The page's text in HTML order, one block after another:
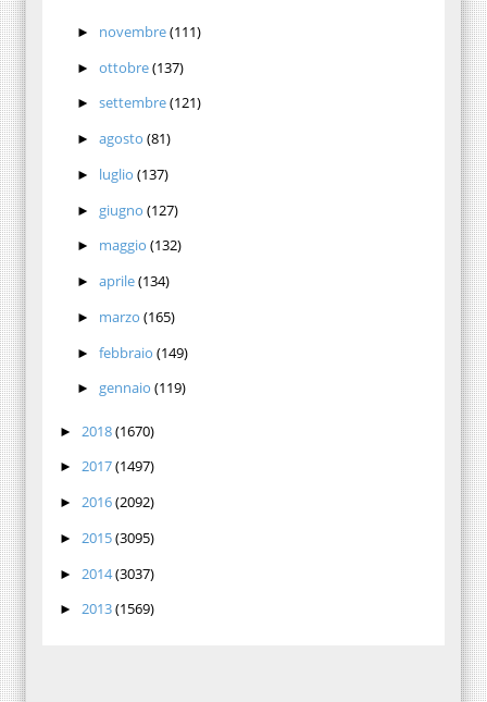
► novembre(111)
► ottobre(137)
► settembre(121)
► agosto (81)
► luglio (137)
► giugno (127)
► maggio (132)
► aprile(134)
► marzo (165)
► febbraio (149)
► gennaio (119)
► 2018(1670)
► 2017(1497)
► 2016(2092)
► 2015(3095)
► 2014(3037)
► 2013(1569)